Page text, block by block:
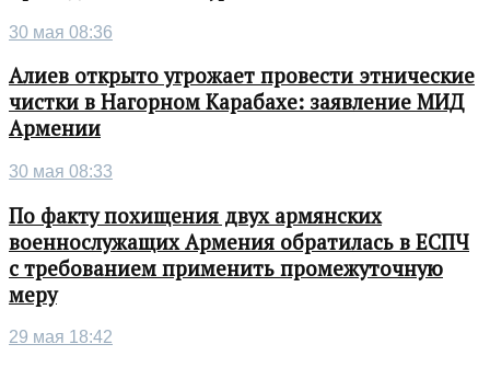
30 мая 08:36
Алиев открыто угрожает провести этнические
чистки в Нагорном Карабахе: заявление МИД
Армении
30 мая 08:33
По факту похищения двух армянских
военнослужащих Армения обратилась в ЕСПЧ
с требованием применить промежуточную
меру
29 мая 18:42